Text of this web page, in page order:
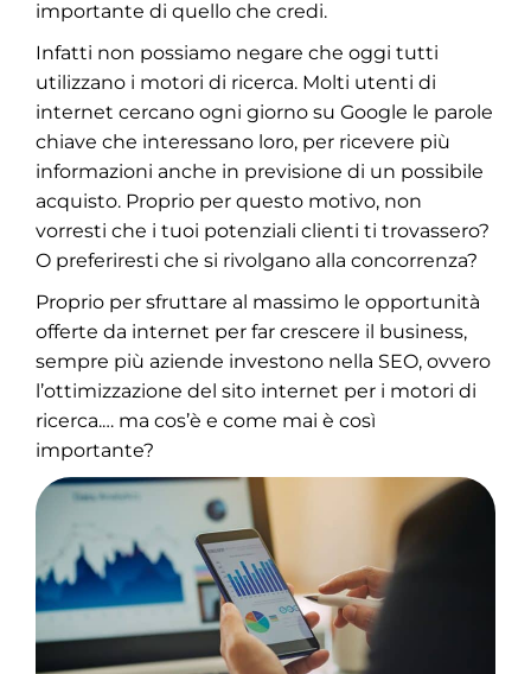
importante di quello che credi.
Infatti non possiamo negare che oggi tutti
utilizzano i motori di ricerca. Molti utenti di
internet cercano ogni giorno su Google le parole
chiave che interessano loro, per ricevere più
informazioni anche in previsione di un possibile
acquisto. Proprio per questo motivo, non
vorresti che i tuoi potenziali clienti ti trovassero?
O preferiresti che si rivolgano alla concorrenza?
Proprio per sfruttare al massimo le opportunità
offerte da internet per far crescere il business,
sempre più aziende investono nella SEO, ovvero
l’ottimizzazione del sito internet per i motori di
ricerca.… ma cos’è e come mai è così
importante?